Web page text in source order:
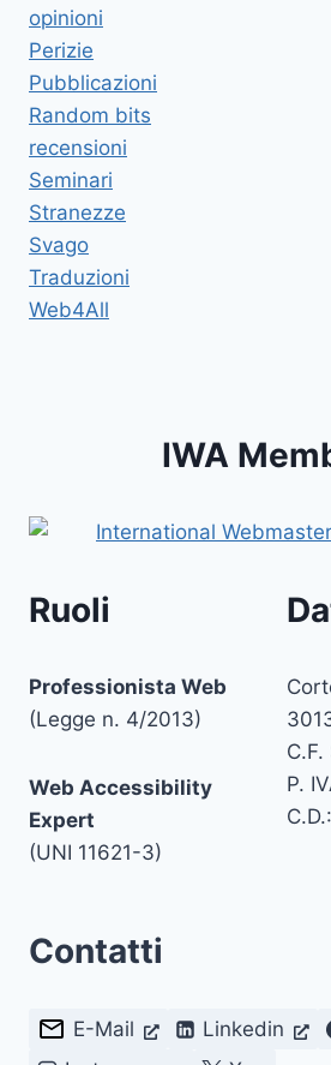
opinioni
Perizie
Pubblicazioni
Random bits
recensioni
Seminari
Stranezze
Svago
Traduzioni
Web4All
IWA
Ruoli
Professionista Web
(Legge n. 4/2013)
Web Accessibility
Expert
(UNI 11621-3)
P.
Contatti
E-Mail Linkedin